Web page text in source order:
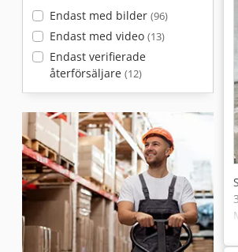
Endast med bilder (96)
Endast med video (13)
Endast verifierade
återförsäljare (12)